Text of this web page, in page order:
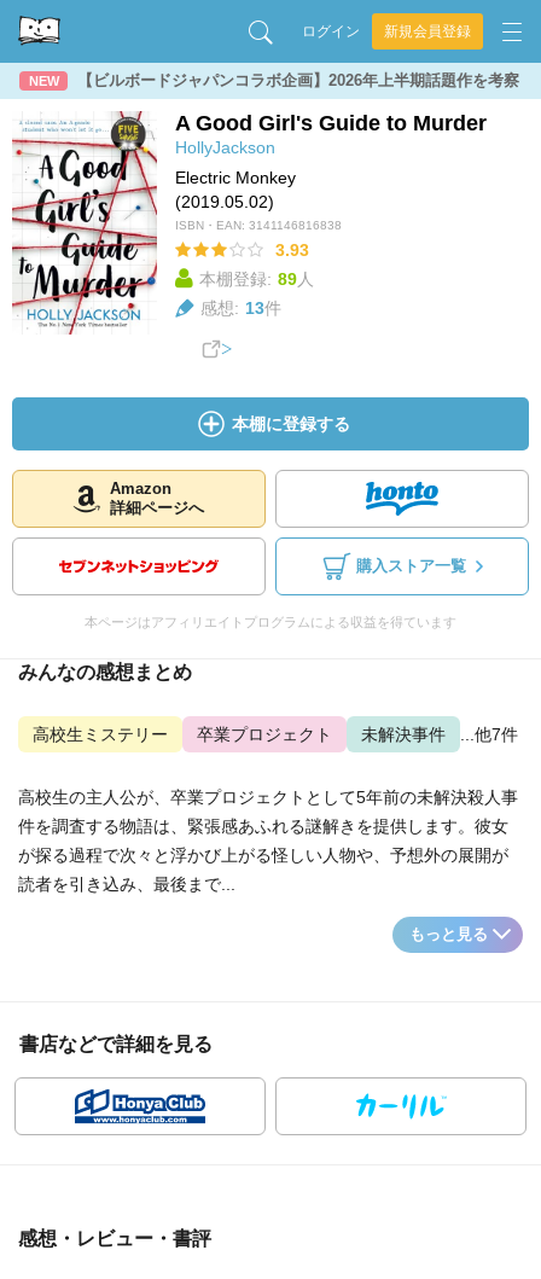
ログイン 新規会員登録
NEW 【ビルボードジャパンコラボ企画】2026年上半期話題作を考察
A Good Girl's Guide to Murder
HollyJackson
Electric Monkey
(2019.05.02)
ISBN・EAN: 3141146816838
3.93
本棚登録: 89人
感想: 13件
本棚に登録する
Amazon
詳細ページへ
購入ストア一覧
本ページはアフィリエイトプログラムによる収益を得ています
みんなの感想まとめ
高校生ミステリー 卒業プロジェクト 未解決事件 ...他7件
高校生の主人公が、卒業プロジェクトとして5年前の未解決殺人事
件を調査する物語は、緊張感あふれる謎解きを提供します。彼女
が探る過程で次々と浮かび上がる怪しい人物や、予想外の展開が
読者を引き込み、最後まで...
もっと見る
書店などで詳細を見る
感想・レビュー・書評